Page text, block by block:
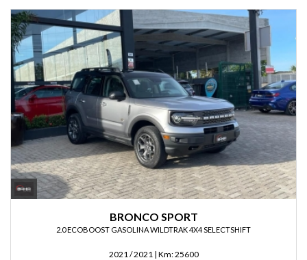
BRONCO SPORT
2.0 ECOBOOST GASOLINA WILDTRAK 4X4 SELECTSHIFT
2021 / 2021 | Km:25600